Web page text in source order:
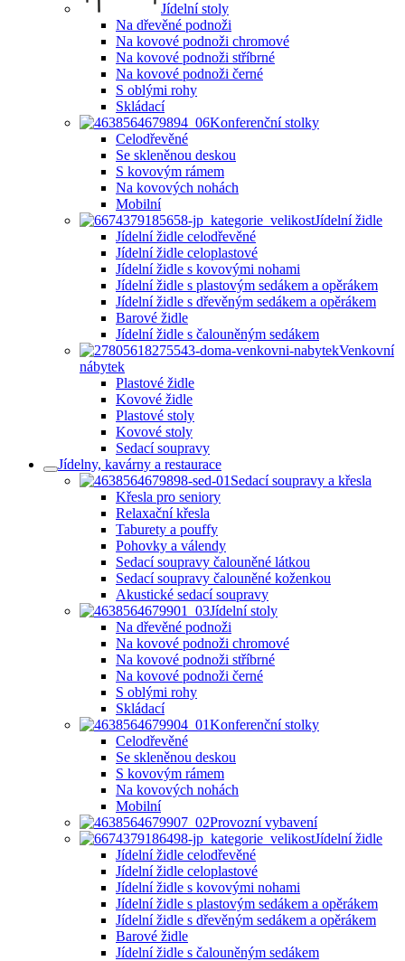
Jídelní stoly
Na dřevěné podnoži
Na kovové podnoži chromové
Na kovové podnoži stříbrné
Na kovové podnoži černé
S oblými rohy
Skládací
Konferenční stolky
Celodřevěné
Se skleněnou deskou
S kovovým rámem
Na kovových nohách
Mobilní
Jídelní židle
Jídelní židle celodřevěné
Jídelní židle celoplastové
Jídelní židle s kovovými nohami
Jídelní židle s plastovým sedákem a opěrákem
Jídelní židle s dřevěným sedákem a opěrákem
Barové židle
Jídelní židle s čalouněným sedákem
Venkovní
nábytek
Plastové židle
Kovové židle
Plastové stoly
Kovové stoly
Sedací soupravy
Jídelny, kavárny a restaurace
Sedací soupravy a křesla
Křesla pro seniory
Relaxační křesla
Taburety a pouffy
Pohovky a válendy
Sedací soupravy čalouněné látkou
Sedací soupravy čalouněné koženkou
Akustické sedací soupravy
Jídelní stoly
Na dřevěné podnoži
Na kovové podnoži chromové
Na kovové podnoži stříbrné
Na kovové podnoži černé
S oblými rohy
Skládací
Konferenční stolky
Celodřevěné
Se skleněnou deskou
S kovovým rámem
Na kovových nohách
Mobilní
Provozní vybavení
Jídelní židle
Jídelní židle celodřevěné
Jídelní židle celoplastové
Jídelní židle s kovovými nohami
Jídelní židle s plastovým sedákem a opěrákem
Jídelní židle s dřevěným sedákem a opěrákem
Barové židle
Jídelní židle s čalouněným sedákem